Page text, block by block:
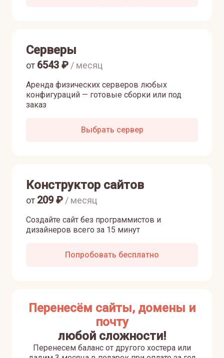
Серверы
Аренда физических серверов любых
конфигураций — готовые сборки или под
заказ
от 6543 ₽ / месяц
Выбрать сервер
Конструктор сайтов
Создайте сайт без программистов и
дизайнеров всего за 15 минут
от 209₽ / месяц
Попробовать бесплатно
Перенесём сайты, домены и
почту
любой сложности!
Перенесем баланс от другого хостера или